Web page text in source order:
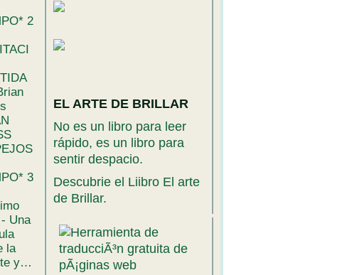
2
3
Una
la
y…
EL ARTE DE BRILLAR
No es un libro para leer
rápido, es un libro para
sentir despacio.
Descubrie el Liibro El arte
de Brillar.